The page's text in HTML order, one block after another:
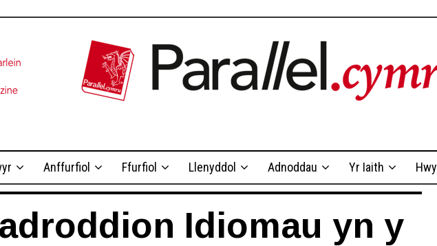
Anffurfiol Ffurfiol Llenyddol Adnoddau Yr Iaith Hwyl
Idiomau yn y